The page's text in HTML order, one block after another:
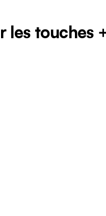
les touches